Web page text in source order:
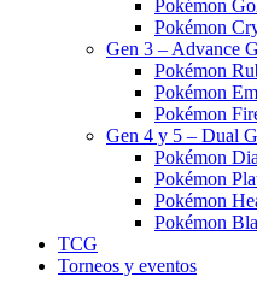
Pokémon
Pokémon
Gen 3 – Advance
Pokémon
Pokémon
Pokémon
Gen 4 y 5 – Dual
Pokémon
Pokémon
Pokémon
Pokémon
TCG
Torneos y eventos